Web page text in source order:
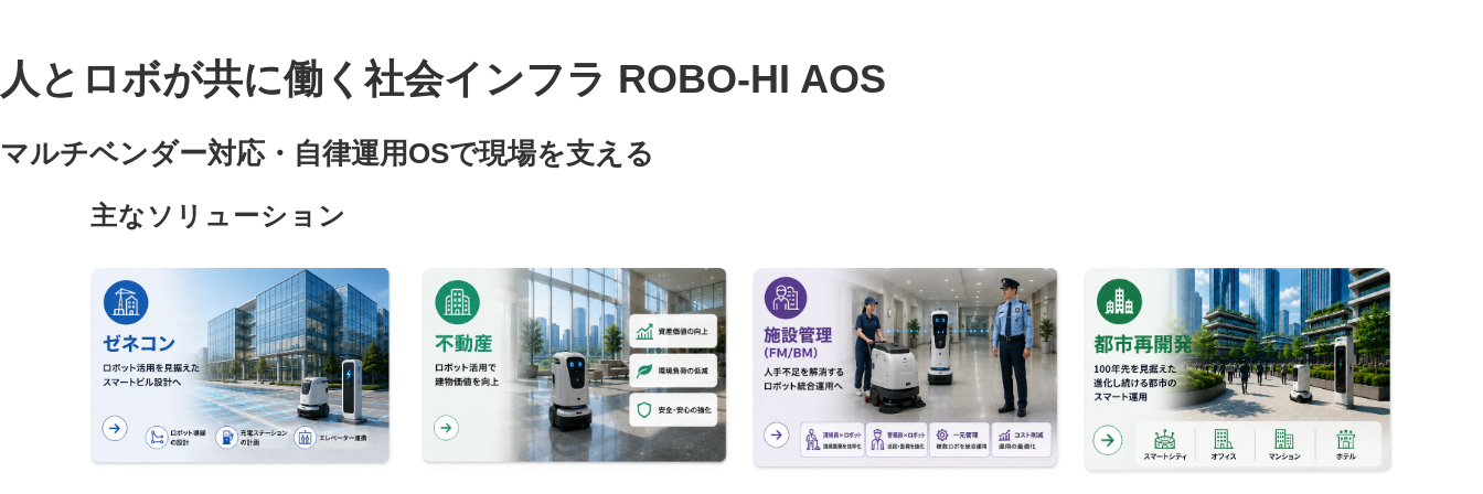
人とロボが共に働く社会インフラ ROBO-HI AOS
マルチベンダー対応・自律運用OSで現場を支える
主なソリューション